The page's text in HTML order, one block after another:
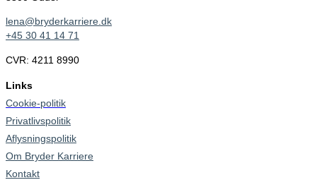
lena@bryderkarriere.dk
+45 30 41 14 71
CVR: 4211 8990
Links
Cookie-politik
Privatlivspolitik
Aflysningspolitik
Om Bryder Karriere
Kontakt